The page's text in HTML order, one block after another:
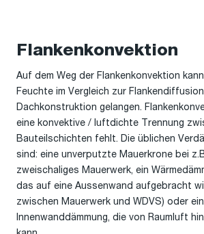
Flankenkonvektion
Auf dem Weg der Flankenkonvektion
Feuchte im Vergleich zur
Dachkonstruktion gelangen.
eine konvektive / luftdichte Trennung
Bauteilschichten fehlt. Die üblichen
sind: eine unverputzte Mauerkrone bei
zweischaliges Mauerwerk, ein
das auf eine Aussenwand aufgebracht
zwischen Mauerwerk und WDVS) oder
Innenwanddämmung, die von Raumluft